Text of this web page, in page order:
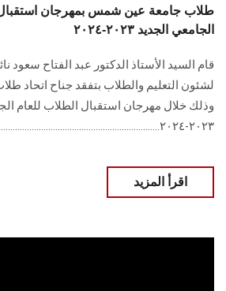
طلاب جامعة عين شمس بمهرجان استقبال
الجامعي الجديد ٢٠٢٣-٢٠٢٤
قام السيد الأستاذ الدكتور عبد الفتاح سعود
لشئون التعليم والطلاب بتفقد جناح اتحاد
وذلك خلال مهرجان استقبال الطلاب للعام
٢٠٢٣-٢٠٢٤.......................................................................................
اقرأ المزيد